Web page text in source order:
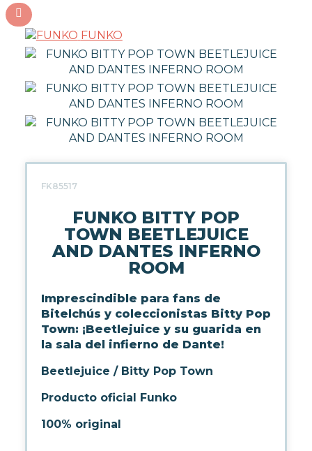
FUNKO
FK85517
FUNKO BITTY POP
TOWN BEETLEJUICE
AND DANTES INFERNO
ROOM
Imprescindible para fans de
Bitelchús y coleccionistas Bitty Pop
Town: ¡Beetlejuice y su guarida en
la sala del infierno de Dante!
Beetlejuice / Bitty Pop Town
Producto oficial Funko
100% original